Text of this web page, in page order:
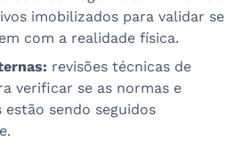
imobilizados para validar se
com a realidade física.
revisões técnicas de
verificar se as normas e
sendo seguidos